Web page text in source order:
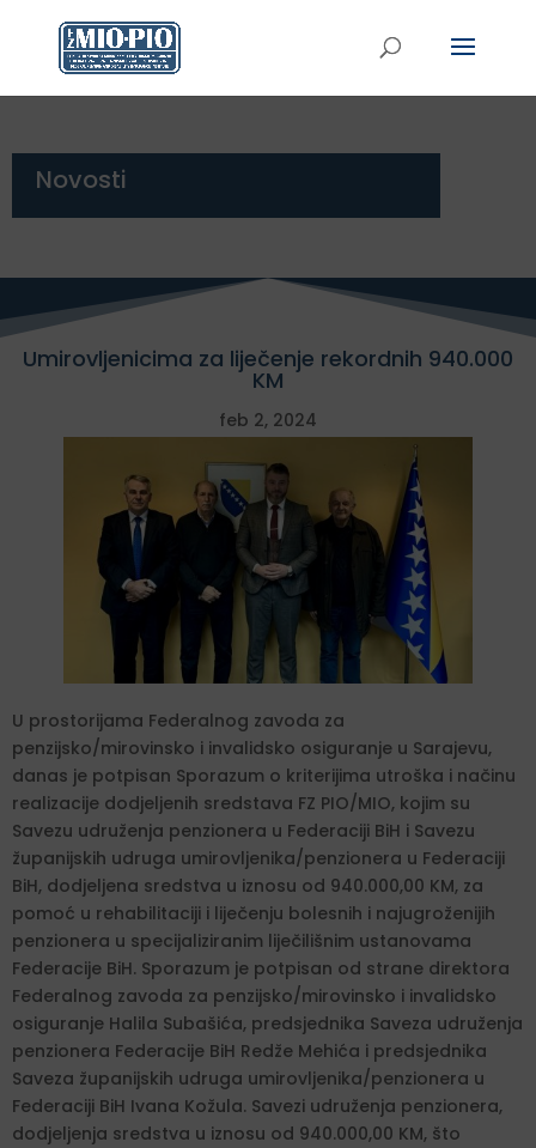
Novosti
Umirovljenicima za liječenje rekordnih 940.000
KM
feb 2, 2024
U prostorijama Federalnog zavoda za
penzijsko/mirovinsko i invalidsko osiguranje u Sarajevu,
danas je potpisan Sporazum o kriterijima utroška i načinu
realizacije dodjeljenih sredstava FZ PIO/MIO, kojim su
Savezu udruženja penzionera u Federaciji BiH i Savezu
županijskih udruga umirovljenika/penzionera u Federaciji
BiH, dodjeljena sredstva u iznosu od 940.000,00 KM, za
pomoć u rehabilitaciji i liječenju bolesnih i najugroženijih
penzionera u specijaliziranim liječilišnim ustanovama
Federacije BiH. Sporazum je potpisan od strane direktora
Federalnog zavoda za penzijsko/mirovinsko i invalidsko
osiguranje Halila Subašića, predsjednika Saveza udruženja
penzionera Federacije BiH Redže Mehića i predsjednika
Saveza županijskih udruga umirovljenika/penzionera u
Federaciji BiH Ivana Kožula. Savezi udruženja penzionera,
dodjeljenja sredstva u iznosu od 940.000,00 KM, što